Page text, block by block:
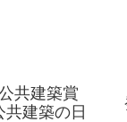
共建築賞
共建築の日